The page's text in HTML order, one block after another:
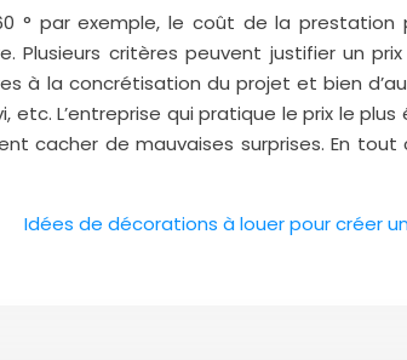
° par exemple, le coût de la
critères peuvent justifier un
à la concrétisation du projet et bien
L’entreprise qui pratique le prix le
cacher de mauvaises surprises. En
Idées de décorations à louer pour créer